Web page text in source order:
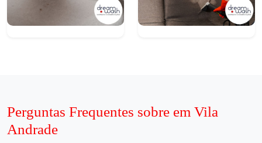
Perguntas Frequentes sobre em Vila
Andrade